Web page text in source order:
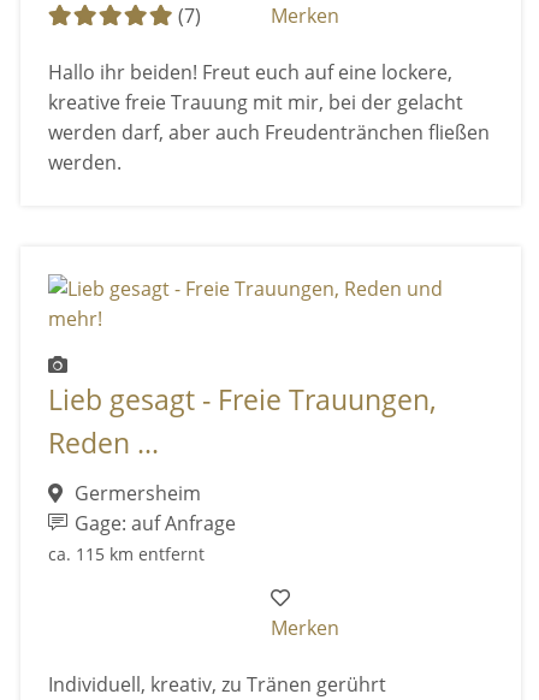
(7)
Merken
Hallo ihr beiden! Freut euch auf eine lockere,
kreative freie Trauung mit mir, bei der gelacht
werden darf, aber auch Freudentränchen fließen
werden.
Lieb gesagt - Freie Trauungen,
Reden ...
Germersheim
Gage: auf Anfrage
ca. 115 km entfernt
Merken
Individuell, kreativ, zu Tränen gerührt